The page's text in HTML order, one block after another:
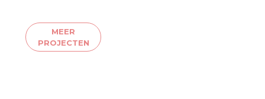
MEER
PROJECTEN